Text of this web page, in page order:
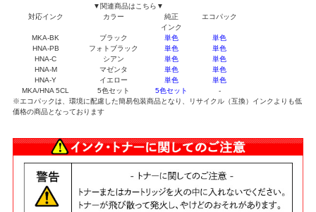
▼関連商品はこちら▼
対応インク
カラー
純正
インク
エコパック
MKA-BK ブラック 単色
単色
HNA-PB
フォトブラック 単色
単色
HNA-C
シアン 単色
単色
HNA-M
マゼンタ 単色
単色
HNA-Y
イエロー 単色
単色
MKA/HNA 5CL
5色セット 5色セット
-
※エコパックは、環境に配慮した簡易包装商品となり、リサイクル（互換）インクよりも低
価格の商品となっております